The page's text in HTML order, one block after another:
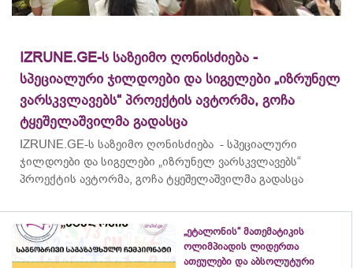
IZRUNE.GE-ს საზეიმო ღონისძიება -
სპეციალური ჯილდოები და სიგელები „იზრუნელ
ვარსკვლავებს“ პროექტის ავტორმა, გოჩა
ტყეშელაშვილმა გადასცა
IZRUNE.GE-ს საზეიმო ღონისძიება - სპეციალური
ჯილდოები და სიგელები „იზრუნელ ვარსკვლავებს“
პროექტის ავტორმა, გოჩა ტყეშელაშვილმა გადასცა
„ეტალონის“ მათემატიკის
ოლიმპიადის ლიდერთა
ათეულები და აბსოლუტური